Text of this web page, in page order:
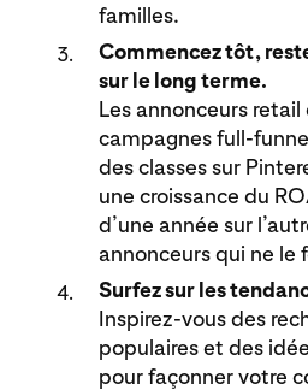
familles.
Commencez tôt,
sur le long terme.
Les annonceurs
campagnes full-
des classes sur
une croissance du
d’une année sur
annonceurs qui ne le
Surfez sur les
Inspirez-vous des
populaires et des
pour façonner votre